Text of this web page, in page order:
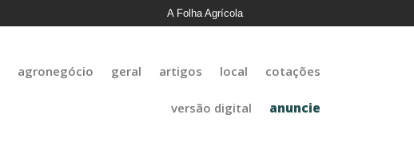
A Folha Agrícola
agronegócio geral artigos local cotações
versão digital anuncie